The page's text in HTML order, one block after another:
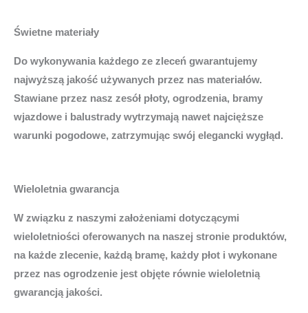
Świetne materiały
Do wykonywania każdego ze zleceń gwarantujemy
najwyższą jakość używanych przez nas materiałów.
Stawiane przez nasz zesół płoty, ogrodzenia, bramy
wjazdowe i balustrady wytrzymają nawet najcięższe
warunki pogodowe, zatrzymując swój elegancki wygłąd.
Wieloletnia gwarancja
W związku z naszymi założeniami dotyczącymi
wieloletniości oferowanych na naszej stronie produktów,
na każde zlecenie, każdą bramę, każdy płot i wykonane
przez nas ogrodzenie jest objęte równie wieloletnią
gwarancją jakości.